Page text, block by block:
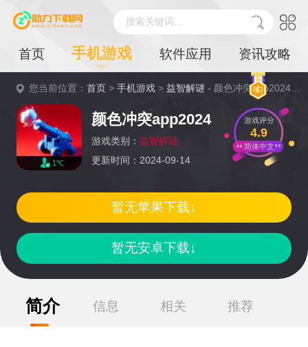
搜索关键词...
首页 手机游戏 软件应用 资讯攻略
您当前位置：首页 >手机游戏 >益智解谜 - 颜色冲突app2024详情
1℃
颜色冲突app2024
游戏类别： 益智解谜
更新时间：2024-09-14
游戏评分
4.9
简体中文
暂无安卓下载↓
暂无苹果下载↓
简介 信息 相关 推荐